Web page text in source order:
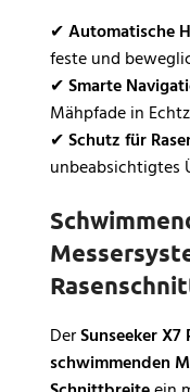
✔Automatische
feste und
✔Smarte
Mähpfade in
✔Schutz für
unbeabsichtigtes
DerSunseeker X7
schwimmenden